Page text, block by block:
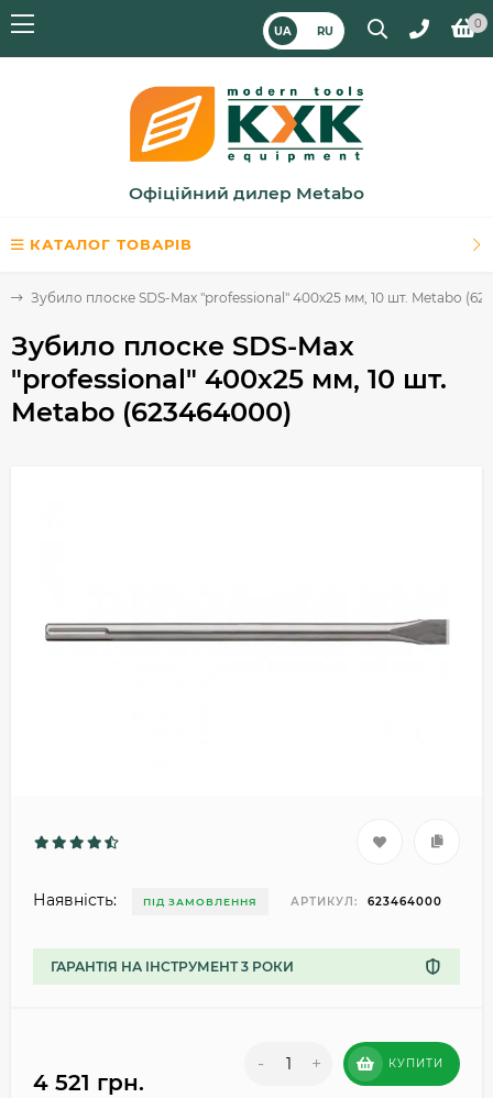
UA RU
0
Офіційний дилер Metabo
КАТАЛОГ ТОВАРІВ
Зубило плоске SDS-Max "professional" 400х25 мм, 10 шт. Metabo
Зубило плоске SDS-Max
"professional" 400х25 мм, 10 шт.
Metabo (623464000)
Наявність: ПІД ЗАМОВЛЕННЯ АРТИКУЛ: 623464000
ГАРАНТІЯ НА ІНСТРУМЕНТ 3 РОКИ
4 521 грн.
- + КУПИТИ